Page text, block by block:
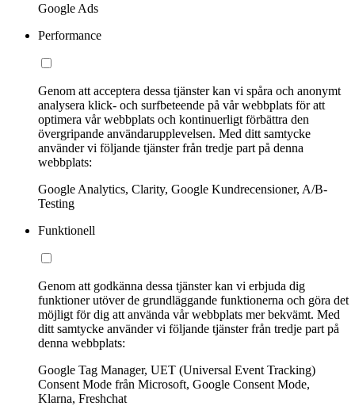
Google Ads
Performance
Genom att acceptera dessa tjänster kan vi spåra och anonymt
analysera klick- och surfbeteende på vår webbplats för att
optimera vår webbplats och kontinuerligt förbättra den
övergripande användarupplevelsen. Med ditt samtycke
använder vi följande tjänster från tredje part på denna
webbplats:
Google Analytics, Clarity, Google Kundrecensioner, A/B-
Testing
Funktionell
Genom att godkänna dessa tjänster kan vi erbjuda dig
funktioner utöver de grundläggande funktionerna och göra det
möjligt för dig att använda vår webbplats mer bekvämt. Med
ditt samtycke använder vi följande tjänster från tredje part på
denna webbplats:
Google Tag Manager, UET (Universal Event Tracking)
Consent Mode från Microsoft, Google Consent Mode,
Klarna, Freshchat